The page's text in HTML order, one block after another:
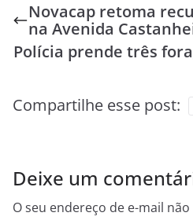
Novacap retoma
na Avenida
Polícia prende três
Compartilhe esse post:
Deixe um
O seu endereço de e-mail